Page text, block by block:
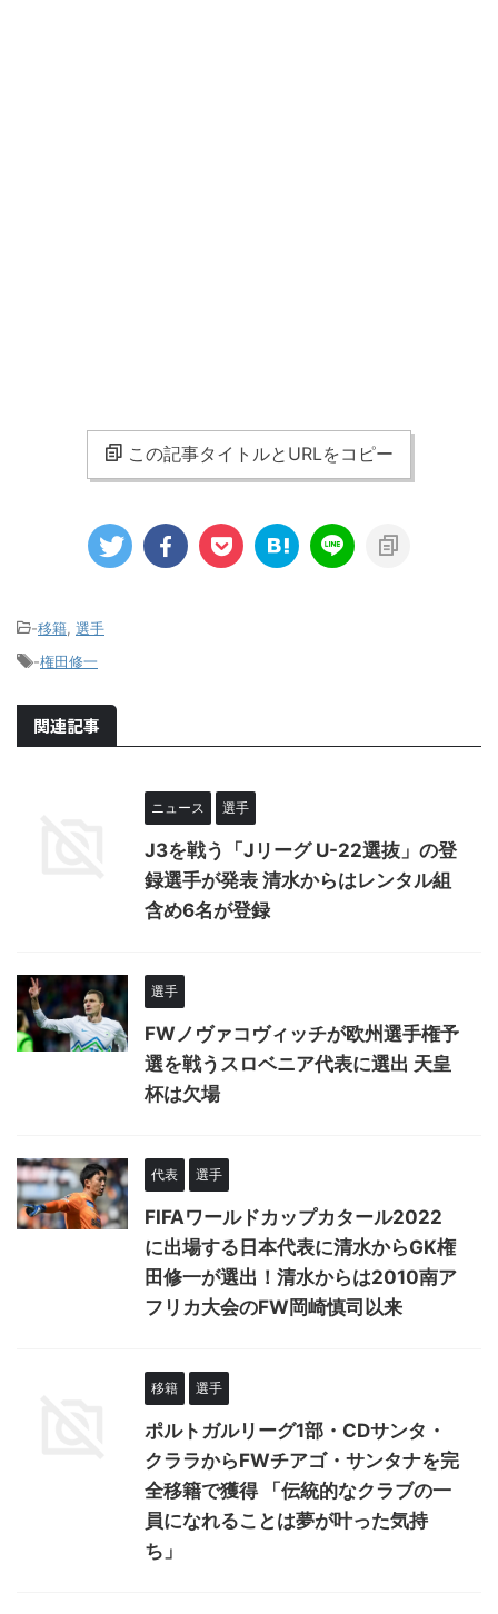
この記事タイトルとURLをコピー
-移籍, 選手
-権田修一
関連記事
ニュース 選手
J3を戦う「Jリーグ U-22選抜」の登
録選手が発表 清水からはレンタル組
含め6名が登録
選手
FWノヴァコヴィッチが欧州選手権予
選を戦うスロベニア代表に選出 天皇
杯は欠場
代表 選手
FIFAワールドカップカタール2022
に出場する日本代表に清水からGK権
田修一が選出！清水からは2010南ア
フリカ大会のFW岡崎慎司以来
移籍 選手
ポルトガルリーグ1部・CDサンタ・
クララからFWチアゴ・サンタナを完
全移籍で獲得 「伝統的なクラブの一
員になれることは夢が叶った気持
ち」